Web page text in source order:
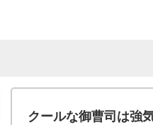
クールな御曹司は強